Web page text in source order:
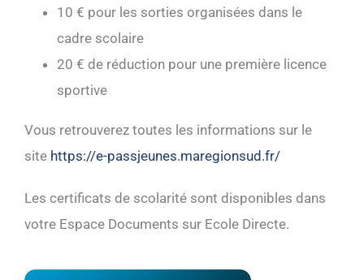
10 € pour les sorties organisées dans le
cadre scolaire
20 € de réduction pour une première licence
sportive
Vous retrouverez toutes les informations sur le
site https://e-passjeunes.maregionsud.fr/
Les certificats de scolarité sont disponibles dans
votre Espace Documents sur Ecole Directe.